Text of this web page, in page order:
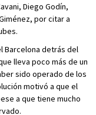
Diego Godín,
por citar a
Barcelona detrás del
lleva poco más de un
sido operado de los
motivó a que el
a que tiene mucho